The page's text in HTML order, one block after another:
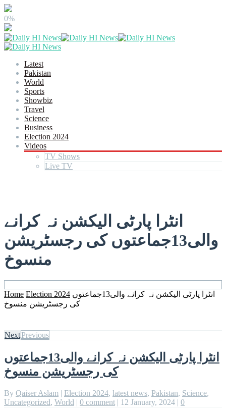
0%
Latest
Pakistan
World
Sports
Showbiz
Travel
Science
Business
Election 2024
Videos
TV Shows
Live TV
انٹرا پارٹی الیکشن نہ کرانے
والی13جماعتوں کی رجسٹریشن
منسوخ
Home Election 2024 انٹرا پارٹی الیکشن نہ کرانے والی13جماعتوں
کی رجسٹریشن منسوخ
NextPrevious
انٹرا پارٹی الیکشن نہ کرانے والی13جماعتوں
کی رجسٹریشن منسوخ
By Qaiser Aslam | Election 2024, latest news, Pakistan, Science,
Uncategorized, World | 0 comment | 12 January, 2024 | 0